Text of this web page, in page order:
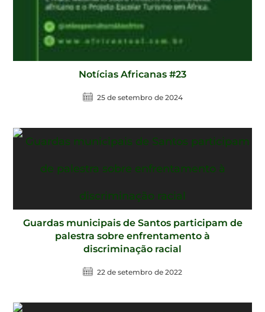
Notícias Africanas #23
25 de setembro de 2024
Guardas municipais de Santos participam de
palestra sobre enfrentamento à
discriminação racial
22 de setembro de 2022